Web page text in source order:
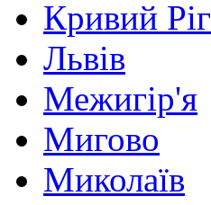
Кривий Ріг
Львів
Межигір'я
Мигово
Миколаїв